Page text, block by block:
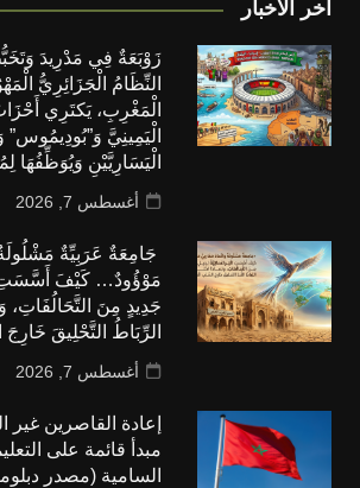
أخر الأخبار
زَوْبَعَةٌ فِي مَدْرِيدَ
النِّظَامُ الْجَزَائِرِيُّ
الْمَغْرِبِ، يَكتَرِي
الْيَمِينِيَّ وَ”بُودِيمُوس”
الْيَسَارِيَّيْنِ وَيُوَظِّفُهَا
أغسطس 7, 2026
جَامِعَةٌ عَرَبِيِّةٌ
مَوْؤُودٌ… كَيْفَ أَسَّسَتِ
جَدِيدٍ مِنَ التَّحَالُفَاتِ،
الرِّبَاطُ التَّحْلِيقَ
أغسطس 7, 2026
إعادة القاصرين
مبدأ قائمة على
السامية (مصدر